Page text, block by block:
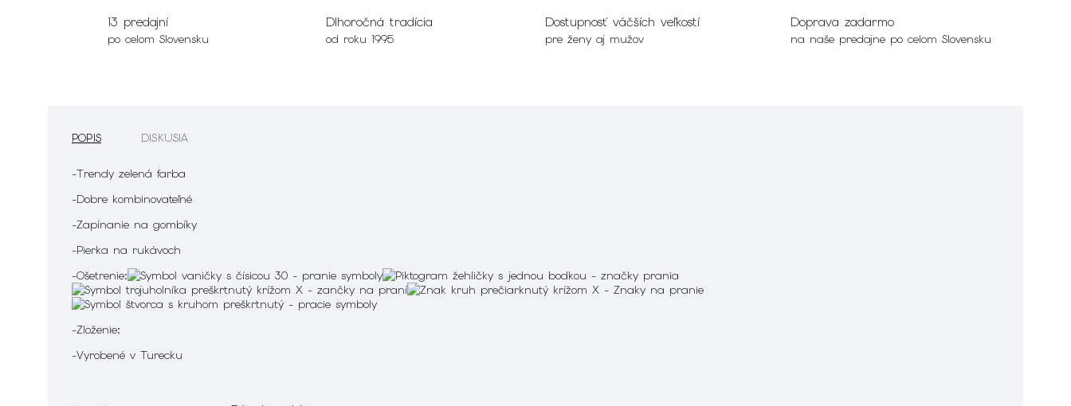
13 predajní
po celom Slovensku
Dlhoročná tradícia
od roku 1995
Dostupnosť väčších veľkostí
pre ženy aj mužov
Doprava zadarmo
na naše predajne po celom Slovensku
POPIS DISKUSIA
-Trendy zelená farba
-Dobre kombinovateľné
-Zapínanie na gombíky
-Pierka na rukávoch
-Ošetrenie:
-Zloženie:
-Vyrobené v Turecku